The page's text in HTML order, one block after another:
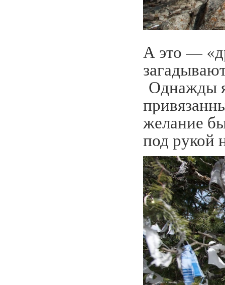
А это —
Однажды
желание
под рукой